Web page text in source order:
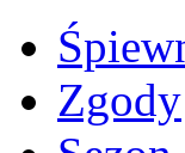
Zgody